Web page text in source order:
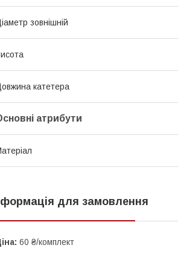
зовнішній
катетера
атрибути
для замовлення
60 ₴/комплект